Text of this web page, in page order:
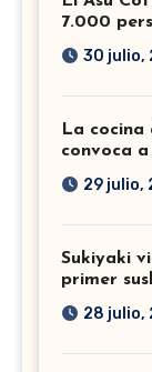
7.000
30 julio,
La cocina
convoca a
29 julio,
Sukiyaki
primer
28 julio,